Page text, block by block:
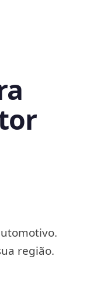
região.